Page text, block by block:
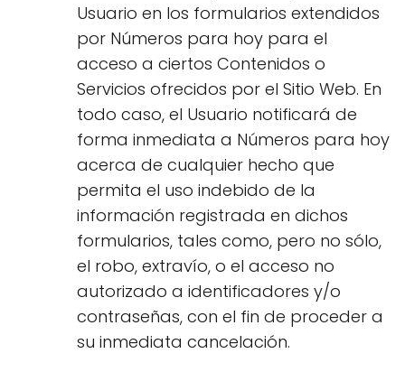
Usuario en los formularios extendidos
por Números para hoy para el
acceso a ciertos Contenidos o
Servicios ofrecidos por el Sitio Web. En
todo caso, el Usuario notificará de
forma inmediata a Números para hoy
acerca de cualquier hecho que
permita el uso indebido de la
información registrada en dichos
formularios, tales como, pero no sólo,
el robo, extravío, o el acceso no
autorizado a identificadores y/o
contraseñas, con el fin de proceder a
su inmediata cancelación.